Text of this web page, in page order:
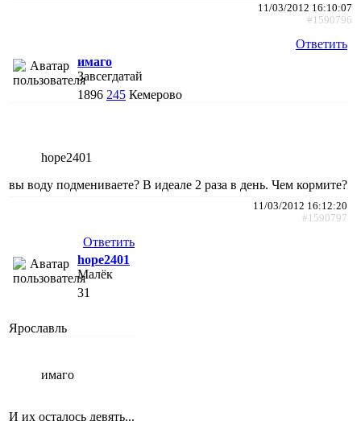
11/03/2012 16:10:07
#1590796
Ответить
имаго
Завсегдатай
1896 245 Кемерово
hope2401
вы воду подмениваете? В идеале 2 раза в день. Чем кормите?
11/03/2012 16:12:20
#1590797
Ответить
hope2401
Малёк
31
Ярославль
имаго
И их осталось девять...